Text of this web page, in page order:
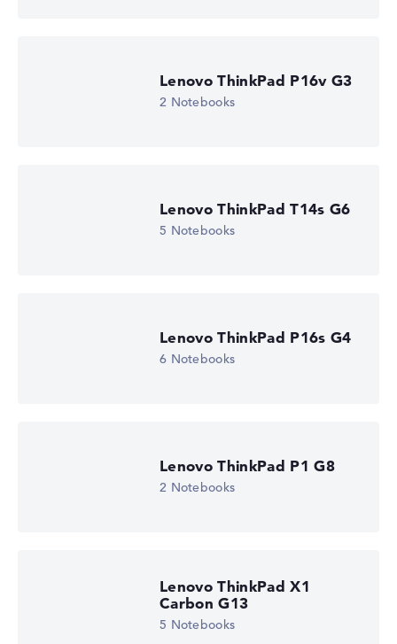
Lenovo ThinkPad P16v G3
2 Notebooks
Lenovo ThinkPad T14s G6
5 Notebooks
Lenovo ThinkPad P16s G4
6 Notebooks
Lenovo ThinkPad P1 G8
2 Notebooks
Lenovo ThinkPad X1
Carbon G13
5 Notebooks